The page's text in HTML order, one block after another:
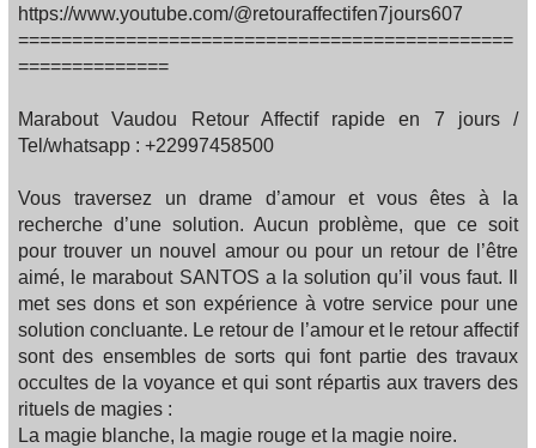
https://www.youtube.com/@retouraffectifen7jours607
==============================================
==============
Marabout Vaudou Retour Affectif rapide en 7 jours /
Tel/whatsapp : +22997458500
Vous traversez un drame d’amour et vous êtes à la
recherche d’une solution. Aucun problème, que ce soit
pour trouver un nouvel amour ou pour un retour de l’être
aimé, le marabout SANTOS a la solution qu’il vous faut. Il
met ses dons et son expérience à votre service pour une
solution concluante. Le retour de l’amour et le retour affectif
sont des ensembles de sorts qui font partie des travaux
occultes de la voyance et qui sont répartis aux travers des
rituels de magies :
La magie blanche, la magie rouge et la magie noire.